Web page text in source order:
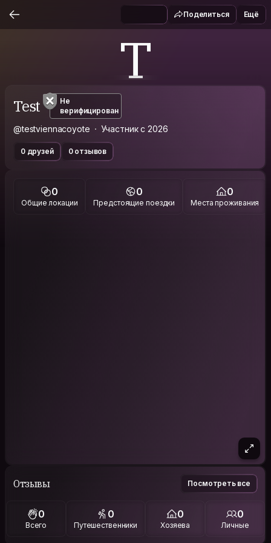
Поделиться Ещё
T
Test
Не
верифицирован
@testviennacoyote Участник с 2026
0 друзей 0 отзывов
0
Общие локации
0
Предстоящие поездки
0
Места проживания
Отзывы Посмотреть все
0
Всего
0
Путешественники
0
Хозяева
0
Личные